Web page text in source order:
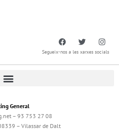
Segueix-nos a les xarxes socials
General
– 93 753 27 08
– Vilassar de Dalt